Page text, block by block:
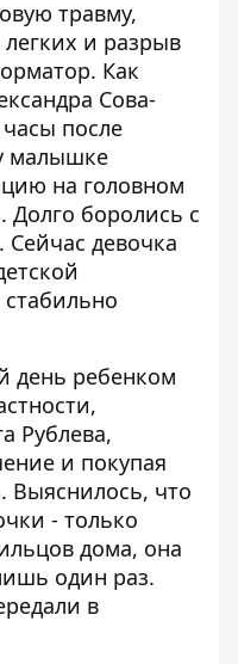
травму,
и разрыв
. Как
Сова-
после
малышке
на головном
Долго боролись с
девочка
день ребенком
Рублева,
и покупая
Выяснилось, что
- только
дома, она
один раз.
в